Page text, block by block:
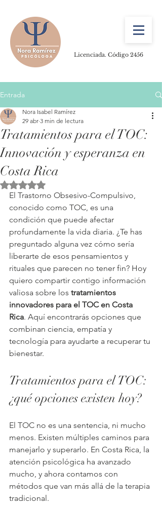
Licenciada. Código 2456
Entrada
Tratamientos para el TOC:
Innovación y esperanza en
Costa Rica
Nora Isabel Ramírez
29 abr 3 min de lectura
Obtuvo NaN de 5 estrellas.
El Trastorno Obsesivo-Compulsivo,
conocido como TOC, es una
condición que puede afectar
profundamente la vida diaria. ¿Te has
preguntado alguna vez cómo sería
liberarte de esos pensamientos y
rituales que parecen no tener fin? Hoy
quiero compartir contigo información
valiosa sobre los tratamientos
innovadores para el TOC en Costa
Rica. Aquí encontrarás opciones que
combinan ciencia, empatía y
tecnología para ayudarte a recuperar tu
bienestar.
Tratamientos para el TOC:
¿qué opciones existen hoy?
El TOC no es una sentencia, ni mucho
menos. Existen múltiples caminos para
manejarlo y superarlo. En Costa Rica, la
atención psicológica ha avanzado
mucho, y ahora contamos con
métodos que van más allá de la terapia
tradicional.